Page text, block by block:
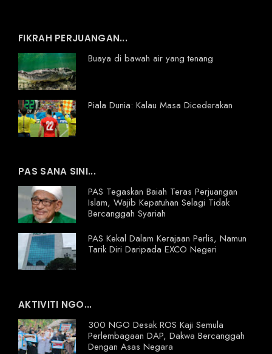
FIKRAH PERJUANGAN...
Buaya di bawah air yang tenang
Piala Dunia: Kalau Masa Dicederakan
PAS SANA SINI...
PAS Tegaskan Baiah Teras Perjuangan
Islam, Wajib Kepatuhan Selagi Tidak
Bercanggah Syariah
PAS Kekal Dalam Kerajaan Perlis, Namun
Tarik Diri Daripada EXCO Negeri
AKTIVITI NGO...
300 NGO Desak ROS Kaji Semula
Perlembagaan DAP, Dakwa Bercanggah
Dengan Asas Negara